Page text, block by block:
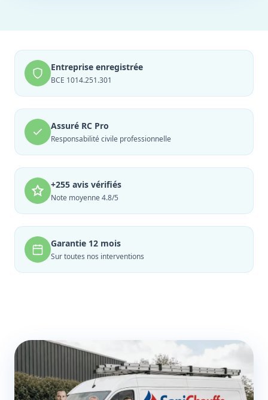
Entreprise enregistrée
BCE 1014.251.301
Assuré RC Pro
Responsabilité civile professionnelle
+255 avis vérifiés
Note moyenne 4.8/5
Garantie 12 mois
Sur toutes nos interventions